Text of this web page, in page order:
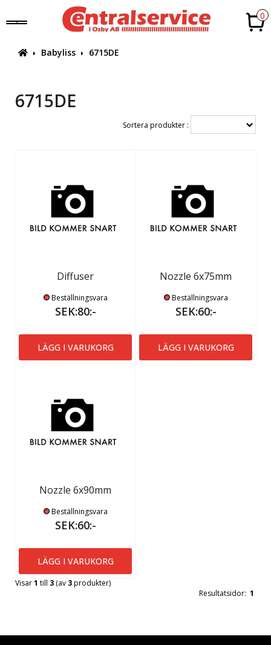
0
Babyliss 6715DE
6715DE
Sortera produkter :
Diffuser
Beställningsvara
SEK:80:-
LÄGG I VARUKORG
Nozzle 6x75mm
Beställningsvara
SEK:60:-
LÄGG I VARUKORG
Nozzle 6x90mm
Beställningsvara
SEK:60:-
LÄGG I VARUKORG
Visar1 till 3 (av 3produkter)
Resultatsidor: 1